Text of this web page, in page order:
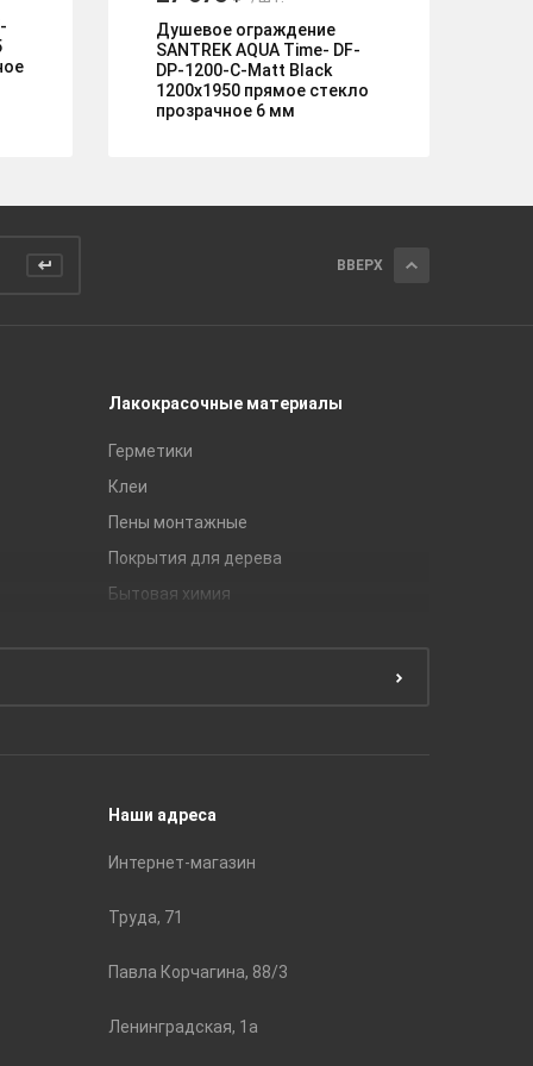
Душевое ограждение
SANTREK AQUA Time- DF-
DP-1200-C-Matt Black
1200х1950 прямое стекло
прозрачное 6 мм
ВВЕРХ
Лакокрасочные материалы
Герметики
Клеи
Пены монтажные
Покрытия для дерева
Бытовая химия
Наши адреса
Интернет-магазин
Труда, 71
Павла Корчагина, 88/3
Ленинградская, 1а